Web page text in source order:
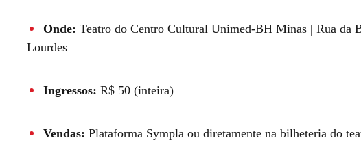
Onde: Teatro do Centro Cultural Unimed-BH Minas | Rua da
Lourdes
Ingressos: R$ 50 (inteira)
Vendas: Plataforma Sympla ou diretamente na bilheteria do